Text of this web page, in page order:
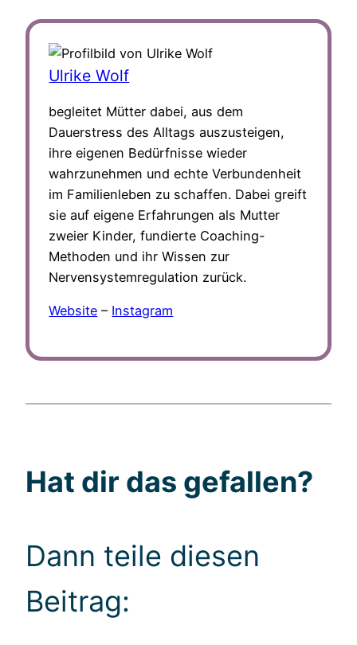
Ulrike Wolf
begleitet Mütter dabei, aus dem
Dauerstress des Alltags auszusteigen,
ihre eigenen Bedürfnisse wieder
wahrzunehmen und echte Verbundenheit
im Familienleben zu schaffen. Dabei greift
sie auf eigene Erfahrungen als Mutter
zweier Kinder, fundierte Coaching-
Methoden und ihr Wissen zur
Nervensystemregulation zurück.
Website – Instagram
Hat dir das gefallen?
Dann teile diesen
Beitrag: